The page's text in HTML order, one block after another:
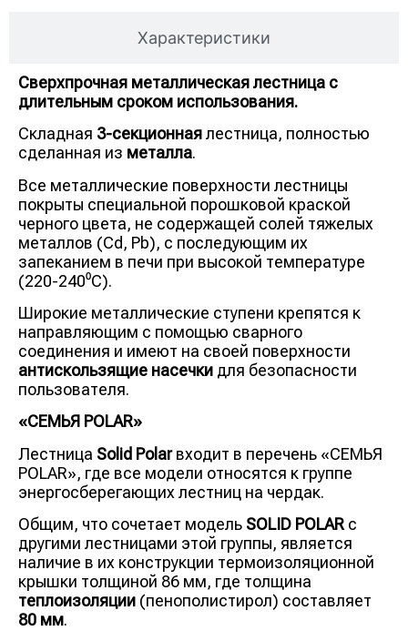
Характеристики
Сверхпрочная металлическая лестница с
длительным сроком использования.
Складная 3-секционнаялестница, полностью
сделанная из металла.
Все металлические поверхности лестницы
покрыты специальной порошковой краской
черного цвета, не содержащей солей тяжелых
металлов (Cd, Pb), с последующим их
запеканием в печи при высокой температуре
(220-240⁰С).
Широкие металлические ступени крепятся к
направляющим с помощью сварного
соединения и имеют на своей поверхности
антискользящие насечки для безопасности
пользователя.
«СЕМЬЯ POLAR»
Лестница Solid Polarвходит в перечень «СЕМЬЯ
POLAR», где все модели относятся к группе
энергосберегающих лестниц на чердак.
Общим, что сочетает модель SOLID POLAR с
другими лестницами этой группы, является
наличие в их конструкции термоизоляционной
крышки толщиной 86 мм, где толщина
теплоизоляции (пенополистирол) составляет
80 мм.